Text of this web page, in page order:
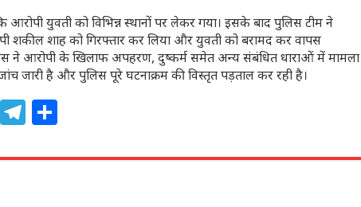
युवती को विभिन्न स्थानों पर लेकर गया। इसके बाद पुलिस टीम ने
शकील शाह को गिरफ्तार कर लिया और युवती को बरामद कर वापस
ने आरोपी के खिलाफ अपहरण, दुष्कर्म समेत अन्य संबंधित धाराओं में मामला
जारी है और पुलिस पूरे घटनाक्रम की विस्तृत पड़ताल कर रही है।
T
w
T
el
e ar